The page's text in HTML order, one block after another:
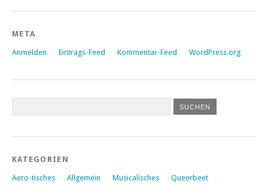
META
Anmelden Eintrags-Feed Kommentar-Feed WordPress.org
KATEGORIEN
Aero-tisches Allgemein Musicalisches
Queerbeet